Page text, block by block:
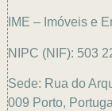
IME – Imóveis e
NIPC (NIF): 503
Sede: Rua do
009 Porto, Portugal